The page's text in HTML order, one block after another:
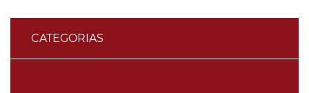
CATEGORIAS